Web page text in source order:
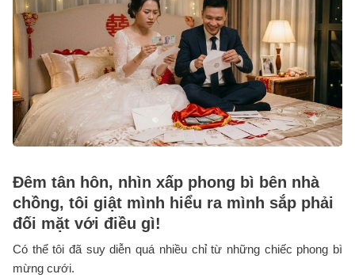
Đêm tân hôn, nhìn xấp phong bì bên nhà
chồng, tôi giật mình hiểu ra mình sắp phải
đối mặt với điều gì!
Có thể tôi đã suy diễn quá nhiều chỉ từ những chiếc phong bì
mừng cưới.